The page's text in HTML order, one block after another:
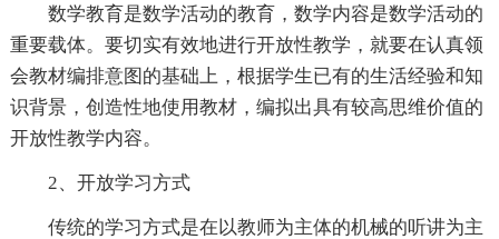
数学教育是数学活动的教育，数学内容是数学活动的
重要载体。要切实有效地进行开放性教学，就要在认真领
会教材编排意图的基础上，根据学生已有的生活经验和知
识背景，创造性地使用教材，编拟出具有较高思维价值的
开放性教学内容。
2、开放学习方式
传统的学习方式是在以教师为主体的机械的听讲为主